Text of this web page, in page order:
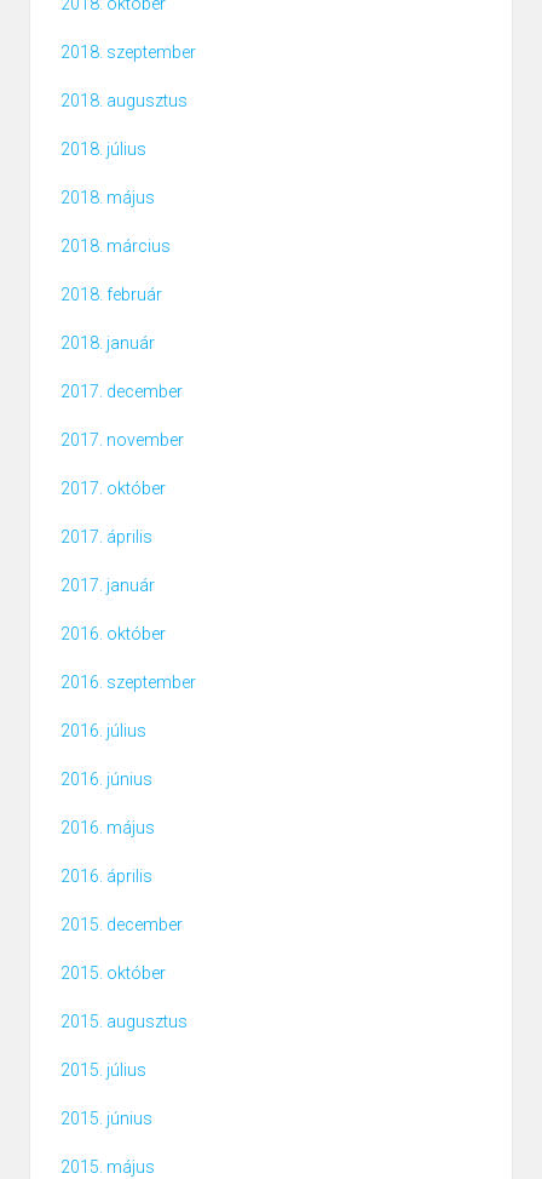
2018. október
2018. szeptember
2018. augusztus
2018. július
2018. május
2018. március
2018. február
2018. január
2017. december
2017. november
2017. október
2017. április
2017. január
2016. október
2016. szeptember
2016. július
2016. június
2016. május
2016. április
2015. december
2015. október
2015. augusztus
2015. július
2015. június
2015. május